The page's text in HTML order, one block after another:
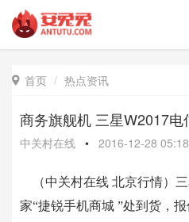
 首页 热点资讯
商务旗舰机 三星W2017电
中关村在线 • 2016-12-28
（中关村在线 北京行情）
家“捷锐手机商城 ”处到货，